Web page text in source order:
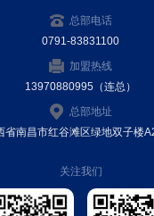
总部电话
0791-83831100
加盟热线
13970880995（连总）
总部地址
省南昌市红谷滩区绿地双子楼
关注我们